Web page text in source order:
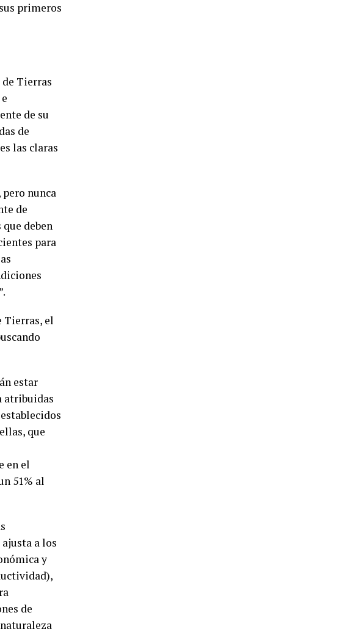
primeros
Tierras
de su
de
las claras
nunca
de
deben
para
Tierras, el
estar
atribuidas
que
en el
51% al
a los
y
de